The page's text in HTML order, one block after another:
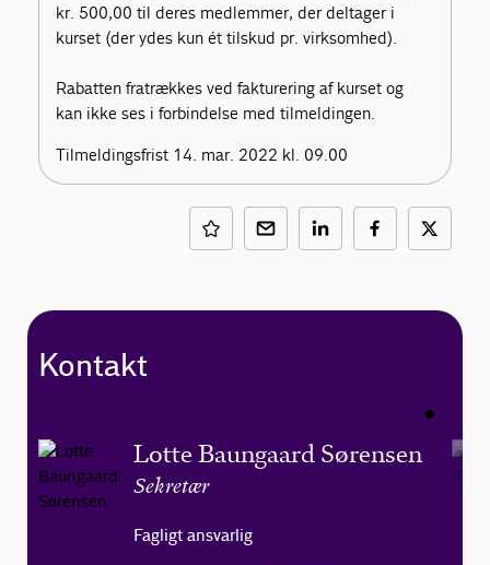
kr. 500,00 til deres medlemmer, der deltager i
kurset (der ydes kun ét tilskud pr. virksomhed).
Rabatten fratrækkes ved fakturering af kurset og
kan ikke ses i forbindelse med tilmeldingen.
Tilmeldingsfrist 14. mar. 2022 kl. 09.00
Kontakt
Lotte Baungaard Sørensen
Sekretær
Fagligt ansvarlig